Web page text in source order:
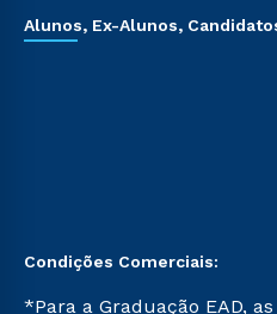
Alunos, Ex-Alunos,
Condições Comerciais:
*Para a Graduação EAD,